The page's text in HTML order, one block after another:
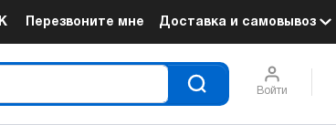
Перезвоните мне Доставка и самовывоз
Войти